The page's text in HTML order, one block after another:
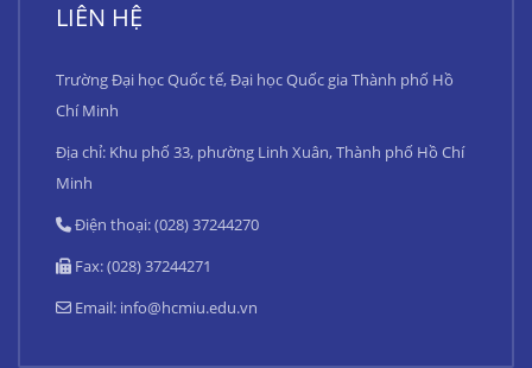
LIÊN HỆ
Trường Đại học Quốc tế, Đại học Quốc gia Thành phố Hồ
Chí Minh
Địa chỉ: Khu phố 33, phường Linh Xuân, Thành phố Hồ Chí
Minh
Điện thoại: (028) 37244270
Fax: (028) 37244271
Email: info@hcmiu.edu.vn